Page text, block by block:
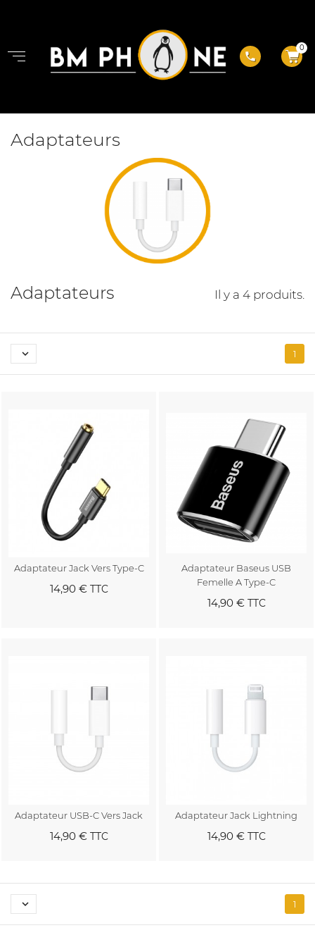
phone
0
Adaptateurs
Adaptateurs Il y a 4 produits.
 1
Adaptateur Jack Vers Type-C
14,90 €TTC
Adaptateur Baseus USB
Femelle A Type-C
14,90 €TTC
Adaptateur USB-C Vers Jack
14,90 €TTC
Adaptateur Jack Lightning
14,90 €TTC
 1